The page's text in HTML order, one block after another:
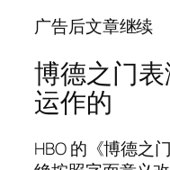
广告后文章继续
博德之门
运作的
HBO 的《博德之